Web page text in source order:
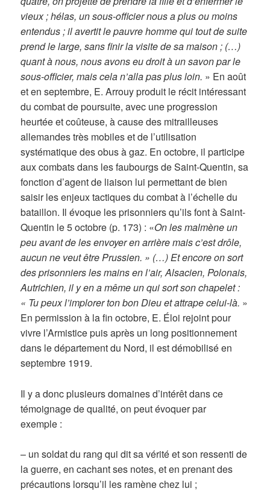
vieux ; hélas, un sous-officier nous a plus ou moins
entendus ; il avertit le pauvre homme qui tout de suite
prend le large, sans finir la visite de sa maison ; (…)
quant à nous, nous avons eu droit à un savon par le
sous-officier, mais cela n’alla pas plus loin. » En août
et en septembre, E. Arrouy produit le récit intéressant
du combat de poursuite, avec une progression
heurtée et coûteuse, à cause des mitrailleuses
allemandes très mobiles et de l’utilisation
systématique des obus à gaz. En octobre, il participe
aux combats dans les faubourgs de Saint-Quentin, sa
fonction d’agent de liaison lui permettant de bien
saisir les enjeux tactiques du combat à l’échelle du
bataillon. Il évoque les prisonniers qu’ils font à Saint-
Quentin le 5 octobre (p. 173) : «On les malmène un
peu avant de les envoyer en arrière mais c’est drôle,
aucun ne veut être Prussien. » (…) Et encore on sort
des prisonniers les mains en l’air, Alsacien, Polonais,
Autrichien, il y en a même un qui sort son chapelet :
« Tu peux l’implorer ton bon Dieu et attrape celui-là. »
En permission à la fin octobre, E. Éloi rejoint pour
vivre l’Armistice puis après un long positionnement
dans le département du Nord, il est démobilisé en
septembre 1919.
Il y a donc plusieurs domaines d’intérêt dans ce
témoignage de qualité, on peut évoquer par
exemple :
– un soldat du rang qui dit sa vérité et son ressenti de
la guerre, en cachant ses notes, et en prenant des
précautions lorsqu’il les ramène chez lui ;